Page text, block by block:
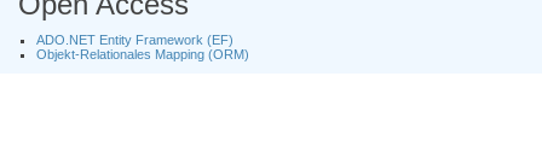
ADO.NET Entity Framework (EF)
Objekt-Relationales Mapping (ORM)